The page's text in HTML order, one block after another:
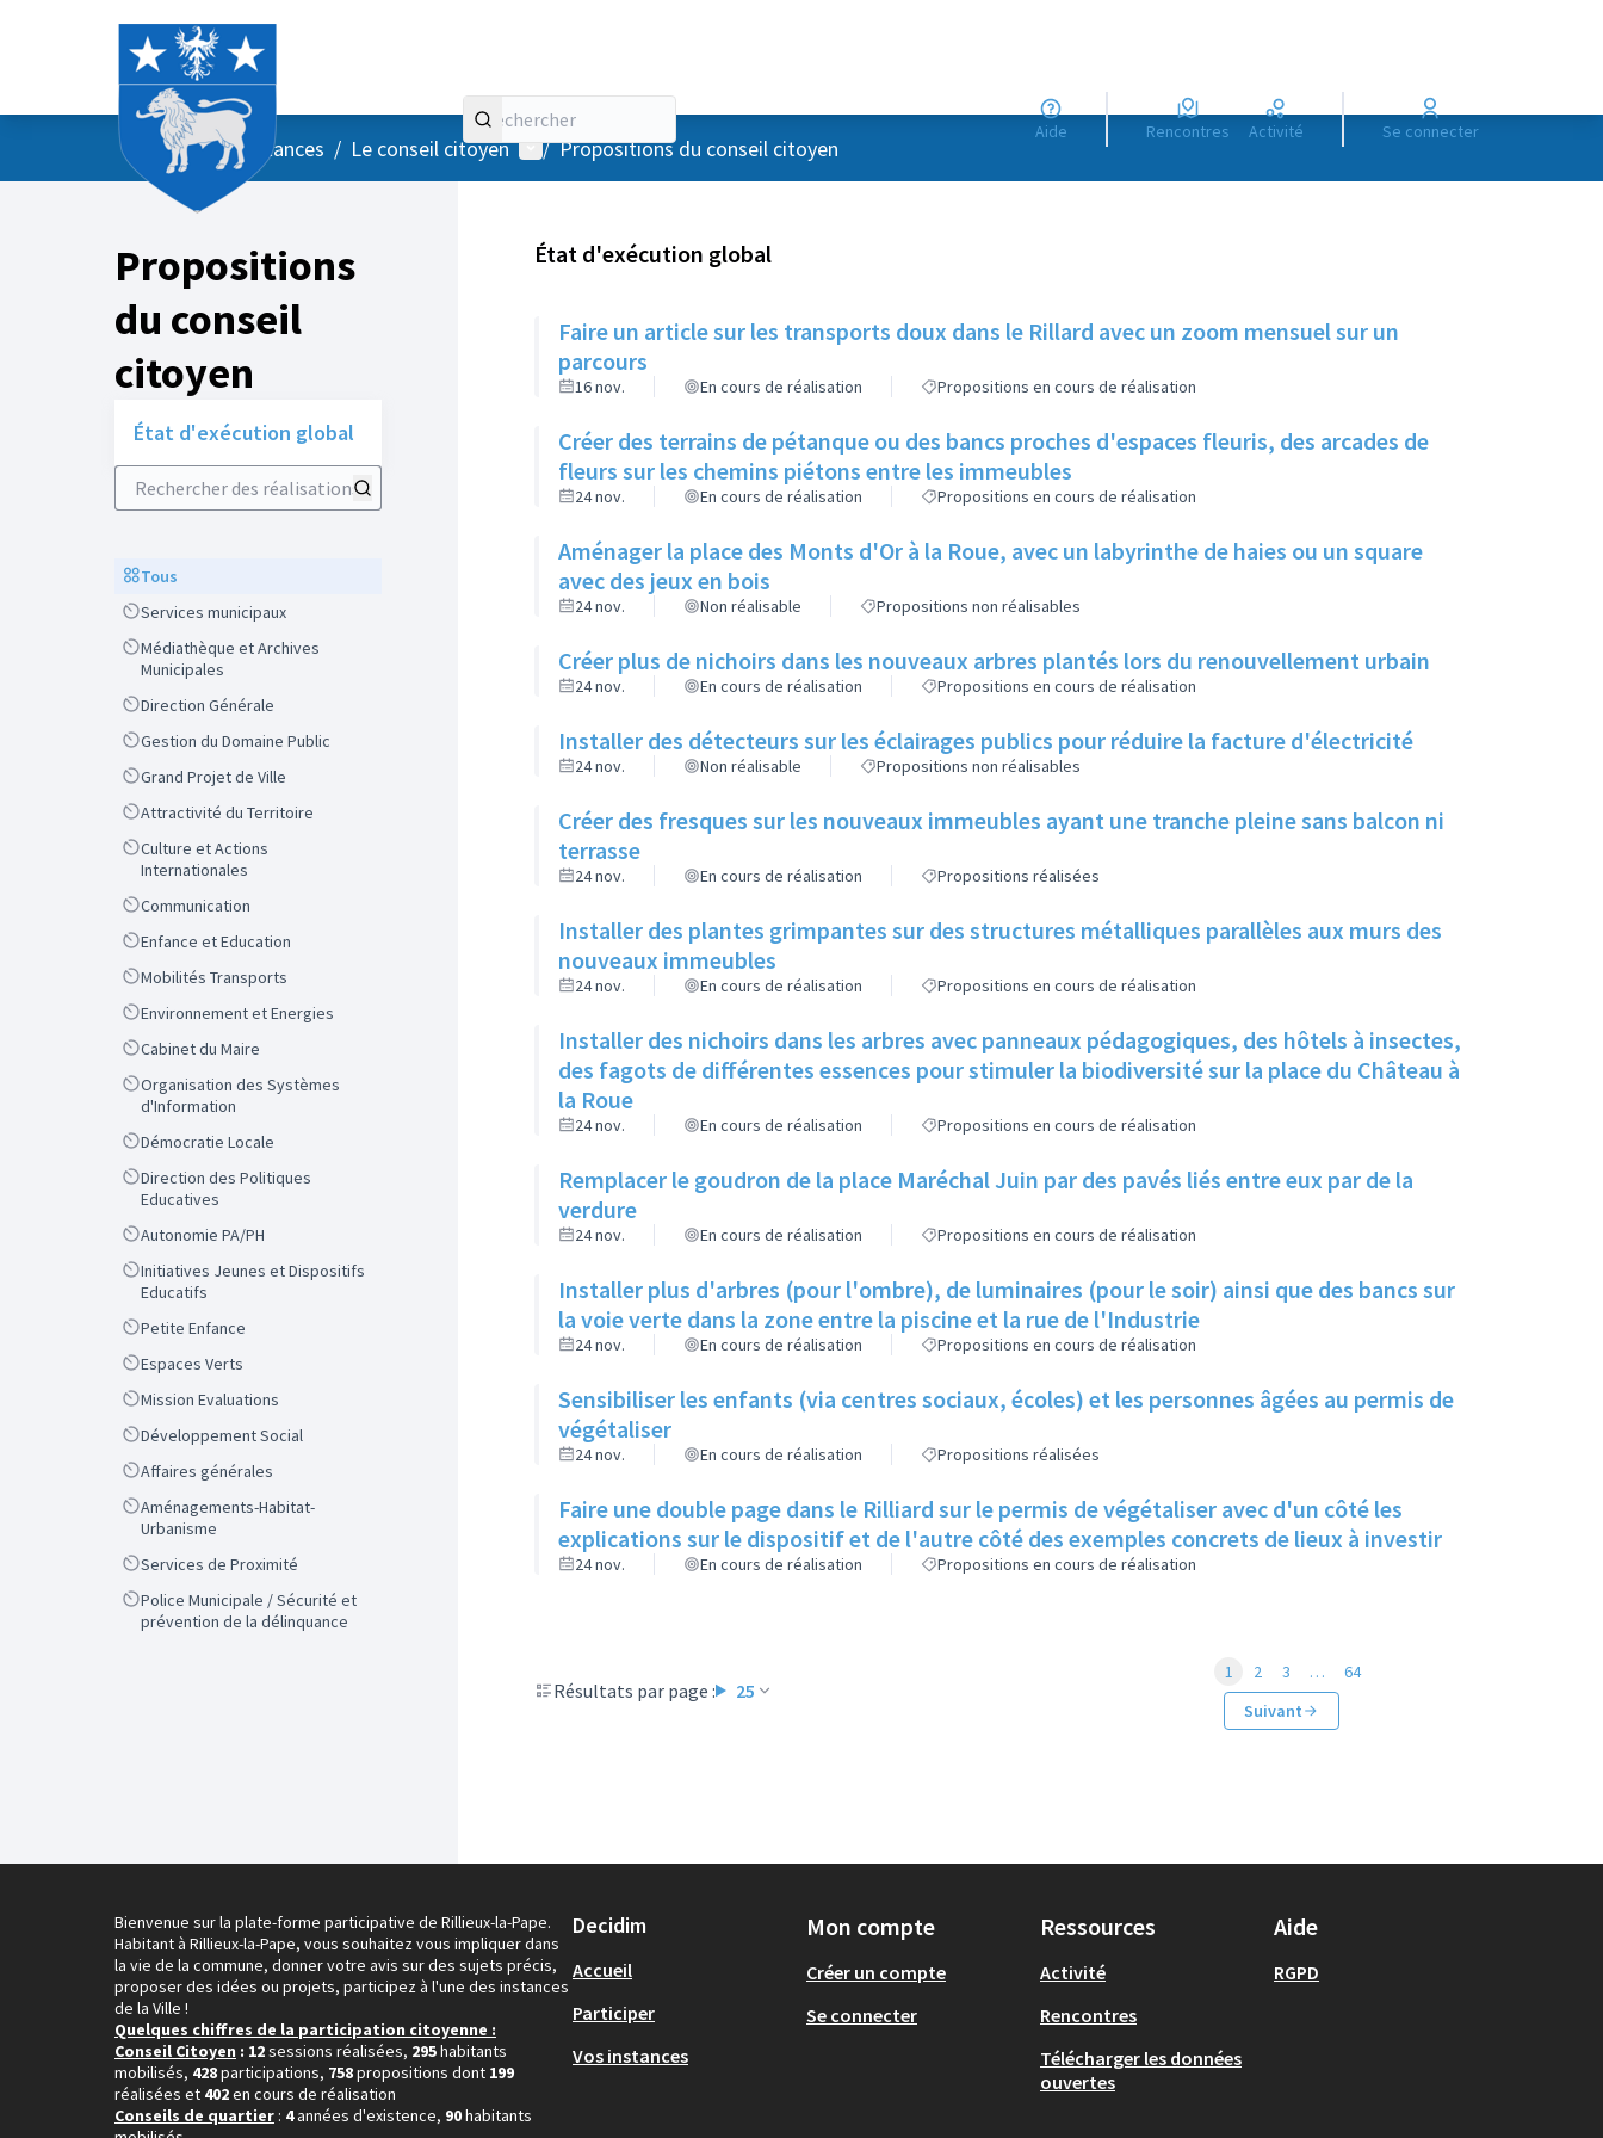
Aide Rencontres Activité Se connecter
AccueilMenu principal
/ Vos instances / Le conseil citoyen Menu utilisateur
/ Propositions du conseil citoyen
Propositions
du conseil
citoyen
État d'exécution global
Rechercher des réalisations
ScopeTous
ScopeServices municipaux
Scope
Médiathèque et Archives
Municipales
ScopeDirection Générale
ScopeGestion du Domaine Public
ScopeGrand Projet de Ville
ScopeAttractivité du Territoire
Scope
Culture et Actions
Internationales
ScopeCommunication
ScopeEnfance et Education
ScopeMobilités Transports
ScopeEnvironnement et Energies
ScopeCabinet du Maire
Scope
Organisation des Systèmes
d'Information
ScopeDémocratie Locale
Scope
Direction des Politiques
Educatives
ScopeAutonomie PA/PH
Scope
Initiatives Jeunes et Dispositifs
Educatifs
ScopePetite Enfance
ScopeEspaces Verts
ScopeMission Evaluations
ScopeDéveloppement Social
ScopeAffaires générales
Scope
Aménagements-Habitat-
Urbanisme
ScopeServices de Proximité
Scope
Police Municipale / Sécurité et
prévention de la délinquance
État d'exécution global
Faire un article sur les transports doux dans le Rillard avec un zoom mensuel sur un
parcours
16 nov. En cours de réalisation Propositions en cours de réalisation
Créer des terrains de pétanque ou des bancs proches d'espaces fleuris, des arcades de
fleurs sur les chemins piétons entre les immeubles
24 nov. En cours de réalisation Propositions en cours de réalisation
Aménager la place des Monts d'Or à la Roue, avec un labyrinthe de haies ou un square
avec des jeux en bois
24 nov. Non réalisable Propositions non réalisables
Créer plus de nichoirs dans les nouveaux arbres plantés lors du renouvellement urbain
24 nov. En cours de réalisation Propositions en cours de réalisation
Installer des détecteurs sur les éclairages publics pour réduire la facture d'électricité
24 nov. Non réalisable Propositions non réalisables
Créer des fresques sur les nouveaux immeubles ayant une tranche pleine sans balcon ni
terrasse
24 nov. En cours de réalisation Propositions réalisées
Installer des plantes grimpantes sur des structures métalliques parallèles aux murs des
nouveaux immeubles
24 nov. En cours de réalisation Propositions en cours de réalisation
Installer des nichoirs dans les arbres avec panneaux pédagogiques, des hôtels à insectes,
des fagots de différentes essences pour stimuler la biodiversité sur la place du Château à
la Roue
24 nov. En cours de réalisation Propositions en cours de réalisation
Remplacer le goudron de la place Maréchal Juin par des pavés liés entre eux par de la
verdure
24 nov. En cours de réalisation Propositions en cours de réalisation
Installer plus d'arbres (pour l'ombre), de luminaires (pour le soir) ainsi que des bancs sur
la voie verte dans la zone entre la piscine et la rue de l'Industrie
24 nov. En cours de réalisation Propositions en cours de réalisation
Sensibiliser les enfants (via centres sociaux, écoles) et les personnes âgées au permis de
végétaliser
24 nov. En cours de réalisation Propositions réalisées
Faire une double page dans le Rilliard sur le permis de végétaliser avec d'un côté les
explications sur le dispositif et de l'autre côté des exemples concrets de lieux à investir
24 nov. En cours de réalisation Propositions en cours de réalisation
Résultats par page : 25
1 2 3 …
64
Suivant
Bienvenue sur la plate-forme participative de Rillieux-la-Pape.
Habitant à Rillieux-la-Pape, vous souhaitez vous impliquer dans
la vie de la commune, donner votre avis sur des sujets précis,
proposer des idées ou projets, participez à l'une des instances
de la Ville !
Quelques chiffres de la participation citoyenne :
Conseil Citoyen : 12sessions réalisées, 295habitants
mobilisés, 428participations, 758propositions dont 199
réalisées et 402en cours de réalisation
Conseils de quartier : 4années d'existence, 90habitants
Decidim
Accueil
Participer
Vos instances
Mon compte
Créer un compte
Se connecter
Ressources
Activité
Rencontres
Télécharger les données
ouvertes
Aide
RGPD